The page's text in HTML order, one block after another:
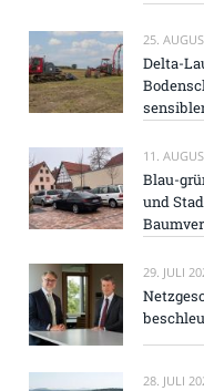
25.
Delta-
11.
Blau-
und
29. JULI
28. JULI